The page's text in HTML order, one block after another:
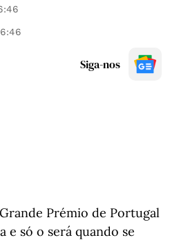
Siga-nos
Prémio de Portugal
e só o será quando se